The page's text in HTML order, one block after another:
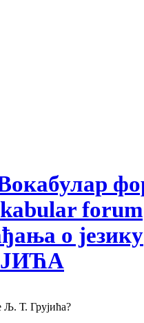
forum
о језику
Љ. Т. Грујића?